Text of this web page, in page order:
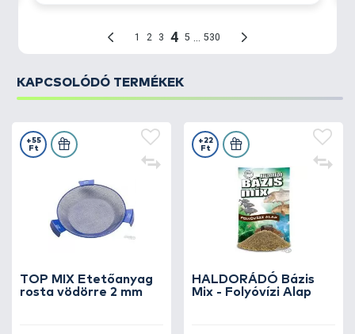
KAPCSOLÓDÓ TERMÉKEK
TOP MIX Etetőanyag
rosta vödörre 2 mm
+55
Ft
HALDORÁDÓ Bázis
Mix - Folyóvízi Alap
+22
Ft